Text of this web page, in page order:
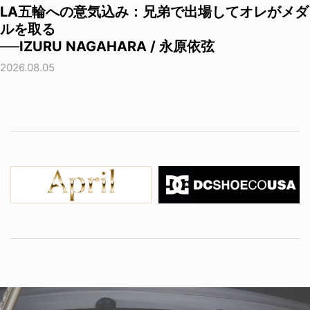
LA五輪への意気込み：兄弟で出場してオレがメダ
ルを取る
──IZURU NAGAHARA / 永原依弦
2026.08.05